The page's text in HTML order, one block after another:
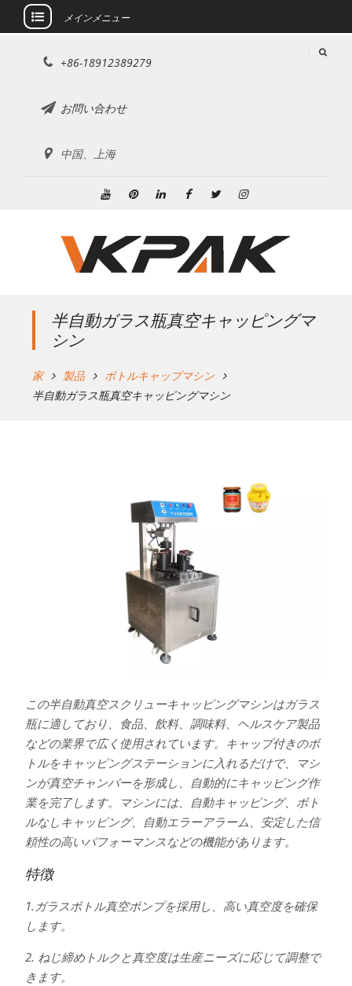
メインメニュー
+86-18912389279
お問い合わせ
中国、上海
チ
ュ
タ
レ
ク
ン
イ
ス
ッ
ク
ッ
タ
ス
タ
ム
半自動ガラス瓶真空キャッピングマ
シン
家 製品
ボトルキャップマシン
半自動ガラス瓶真空キャッピングマシン
この半自動真空スクリューキャッピングマシンはガラス
瓶に適しており、食品、飲料、調味料、ヘルスケア製品
などの業界で広く使用されています。キャップ付きのボ
トルをキャッピングステーションに入れるだけで、マシ
ンが真空チャンバーを形成し、自動的にキャッピング作
業を完了します。マシンには、自動キャッピング、ボト
ルなしキャッピング、自動エラーアラーム、安定した信
頼性の高いパフォーマンスなどの機能があります。
特徴
1.ガラスボトル真空ポンプを採用し、高い真空度を確保
します。
2. ねじ締めトルクと真空度は生産ニーズに応じて調整で
きます。